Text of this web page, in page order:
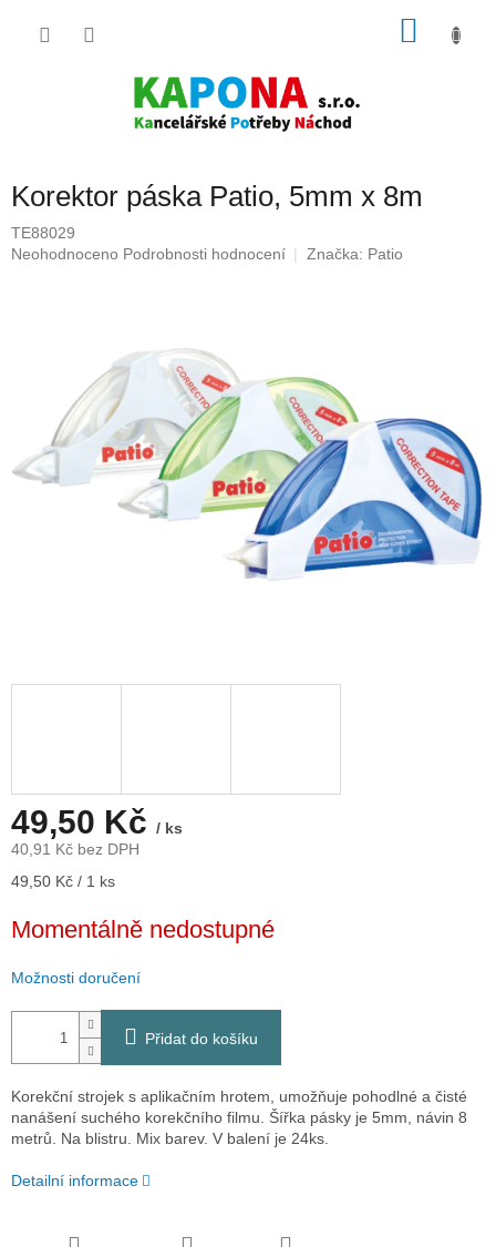
Korektor páska Patio, 5mm x 8m
TE88029
Průměrné
hvězdiček.
Neohodnoceno Podrobnosti hodnocení Značka: Patio
49,50 Kč / ks
40,91 Kč bez DPH
Měrná
49,50 Kč / 1 ks
Momentálně nedostupné
Možnosti doručení
Přidat do košíku
Korekční strojek s aplikačním hrotem, umožňuje pohodlné a čisté
nanášení suchého korekčního filmu. Šířka pásky je 5mm, návin 8
metrů. Na blistru. Mix barev. V balení je 24ks.
Detailní informace